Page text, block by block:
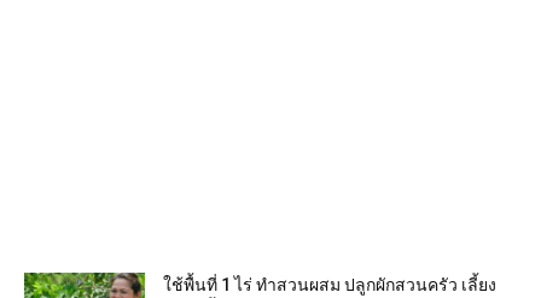
ใช้พื้นที่ 1 ไร่ ทำสวนผสม ปลูกผักสวนครัว เลี้ยง